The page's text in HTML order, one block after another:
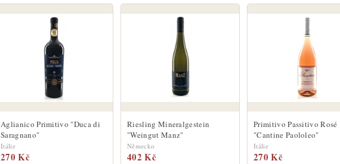
Aglianico Primitivo "Duca di
Saragnano"
Itálie
270 Kč
Riesling Mineralgestein
"Weingut Manz"
Německo
402 Kč
Primitivo Passitivo Rosé
"Cantine Paololeo"
Itálie
270 Kč